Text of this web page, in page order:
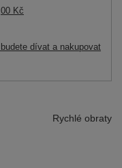
Kč
dívat a nakupovat
Rychlé obraty